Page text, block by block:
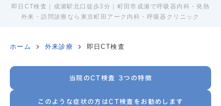
即日CT検査｜成瀬駅北口徒歩3分｜町田市成瀬で呼吸器内科・発熱
外来・訪問診療なら東京町田アーク内科・呼吸器クリニック
ホーム 外来診療 即日CT検査
当院のCT検査 3つの特徴
このような症状の方はCT検査をお勧めします